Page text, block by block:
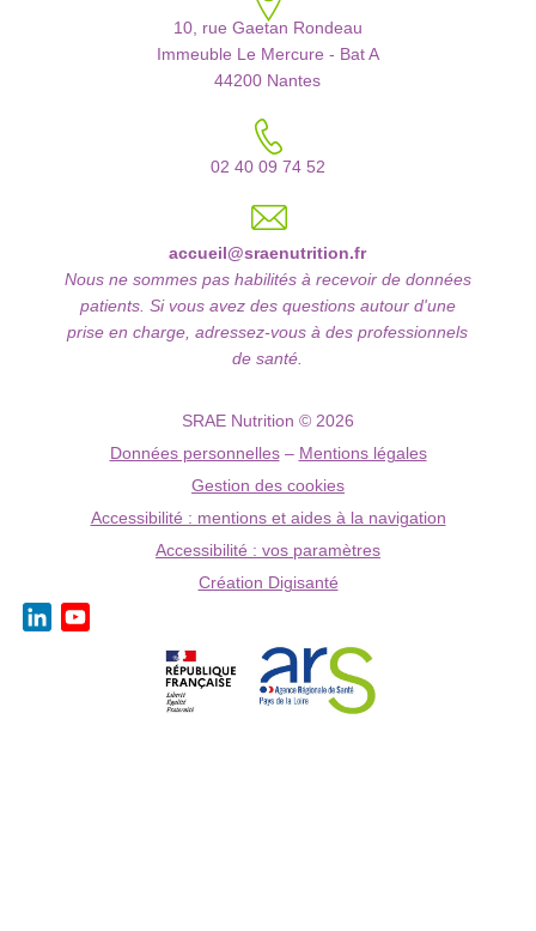
10, rue Gaetan Rondeau
Immeuble Le Mercure - Bat A
44200 Nantes
02 40 09 74 52
accueil@sraenutrition.fr
Nous ne sommes pas habilités à recevoir de données
patients. Si vous avez des questions autour d'une
prise en charge, adressez-vous à des professionnels
de santé.
SRAE Nutrition © 2026
Données personnelles– Mentions légales
Gestion des cookies
Accessibilité : mentions et aides à la navigation
Accessibilité : vos paramètres
Création Digisanté
LinkedIn